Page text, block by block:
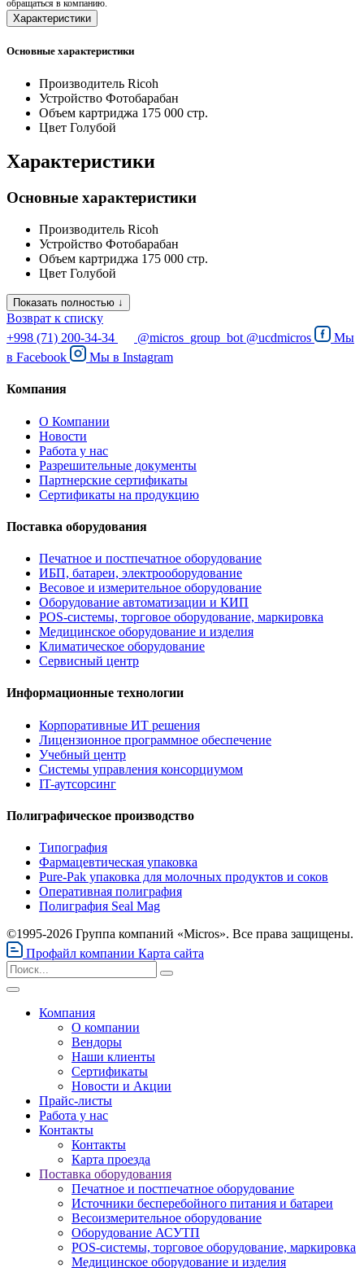
обращаться в компанию.
Характеристики
Основные характеристики
Производитель Ricoh
Устройство Фотобарабан
Объем картриджа 175 000 стр.
Цвет Голубой
Характеристики
Основные характеристики
Производитель Ricoh
Устройство Фотобарабан
Объем картриджа 175 000 стр.
Цвет Голубой
Показать полностью ↓
Возврат к списку
+998 (71) 200-34-34
@micros_group_bot @ucdmicros
Мы
в Facebook Мы в Instagram
Компания
О Компании
Новости
Работа у нас
Разрешительные документы
Партнерские сертификаты
Сертификаты на продукцию
Поставка оборудования
Печатное и постпечатное оборудование
ИБП, батареи, электрооборудование
Весовое и измерительное оборудование
Оборудование автоматизации и КИП
POS-системы, торговое оборудование, маркировка
Медицинское оборудование и изделия
Климатическое оборудование
Сервисный центр
Информационные технологии
Корпоративные ИТ решения
Лицензионное программное обеспечение
Учебный центр
Системы управления консорциумом
IT-аутсорсинг
Полиграфическое производство
Типография
Фармацевтическая упаковка
Pure-Pak упаковка для молочных продуктов и соков
Оперативная полиграфия
Полиграфия Seal Mag
©1995-2026 Группа компаний «Micros». Все права защищены.
Профайл компании Карта сайта
Компания
О компании
Вендоры
Наши клиенты
Сертификаты
Новости и Акции
Прайс-листы
Работа у нас
Контакты
Контакты
Карта проезда
Поставка оборудования
Печатное и постпечатное оборудование
Источники бесперебойного питания и батареи
Весоизмерительное оборудование
Оборудование АСУТП
POS-системы, торговое оборудование, маркировка
Медицинское оборудование и изделия